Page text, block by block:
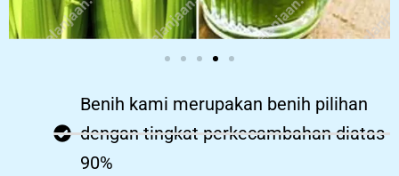
Benih kami merupakan benih pilihan
dengan tingkat perkecambahan diatas
90%